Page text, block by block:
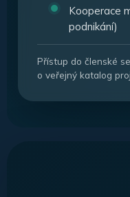
Kooperace
podnikání)
Přístup do členské
o veřejný katalog